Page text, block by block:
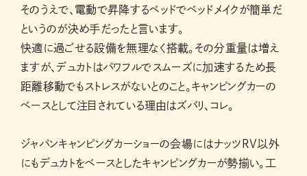
そのうえで、電動で昇降するベッドでベッドメイクが簡単だ
というのが決め手だったと言います。
快適に過ごせる設備を無理なく搭載。その分重量は増え
ますが、デュカトはパワフルでスムーズに加速するため長
距離移動でもストレスがないとのこと。キャンピングカーの
ベースとして注目されている理由はズバリ、コレ。
ジャパンキャンピングカーショーの会場にはナッツRV以外
にもデュカトをベースとしたキャンピングカーが勢揃い。工